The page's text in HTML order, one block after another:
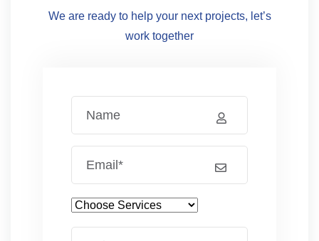
We are ready to help your next projects, let’s
work together